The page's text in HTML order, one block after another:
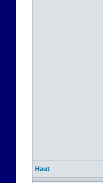
Haut